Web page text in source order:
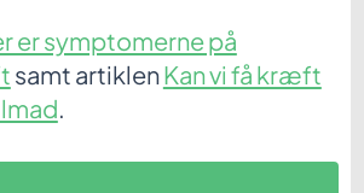
er symptomerne på
samt artiklenKan vi få kræft
.